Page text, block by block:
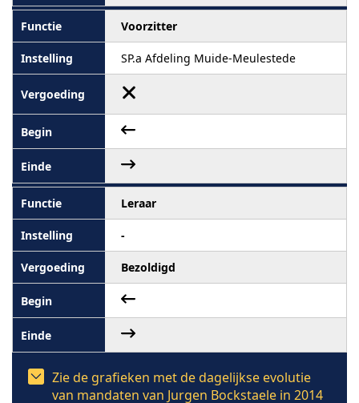
Voorzitter
SP.a Afdeling Muide-Meulestede
Leraar
-
Bezoldigd
Zie de grafieken met de dagelijkse evolutie
van mandaten van Jurgen Bockstaele in 2014